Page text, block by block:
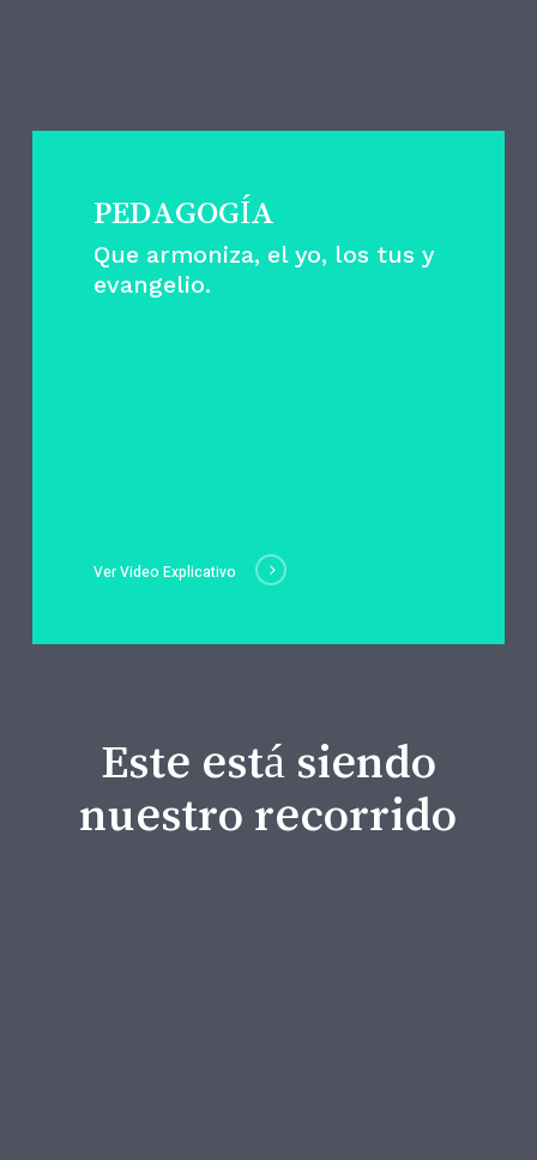
PEDAGOGÍA
Que armoniza, el yo, los tus y
evangelio.
Ver Video Explicativo
Este está siendo
nuestro recorrido